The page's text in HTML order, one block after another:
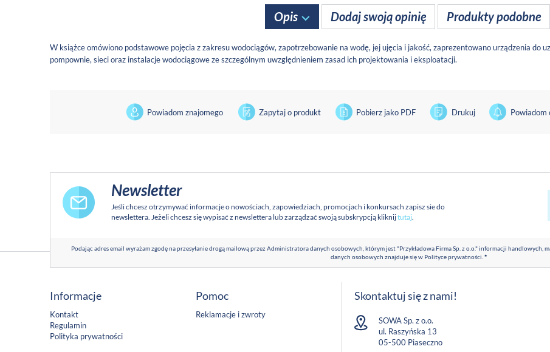
Opis Dodaj swoją opinię Produkty podobne
W książce omówiono podstawowe pojęcia z zakresu wodociągów, zapotrzebowanie na wodę, jej ujęcia i jakość, zaprezentowano urządzenia do
pompownie, sieci oraz instalacje wodociągowe ze szczególnym uwzględnieniem zasad ich projektowania i eksploatacji.
Powiadom znajomego Zapytaj o produkt Pobierz jako PDF Drukuj Powiadom
Newsletter
Jeśli chcesz otrzymywać informacje o nowościach, zapowiedziach, promocjach i konkursach zapisz sie do
newslettera. Jeżeli chcesz się wypisać z newslettera lub zarządzać swoją subskrypcją kliknijtutaj.
Podając adres email wyrażam zgodę na przesyłanie drogą mailową przez Administratora danych osobowych, którym jest "Przykładowa Firma Sp. z o.o." informacji
danych osobowych znajduje się w Polityce prywatności *
Informacje
Kontakt
Regulamin
Polityka prywatności
Pomoc
Reklamacje i zwroty
Skontaktuj się z nami!
SOWA Sp. z o.o.
ul. Raszyńska 13
05-500 Piaseczno